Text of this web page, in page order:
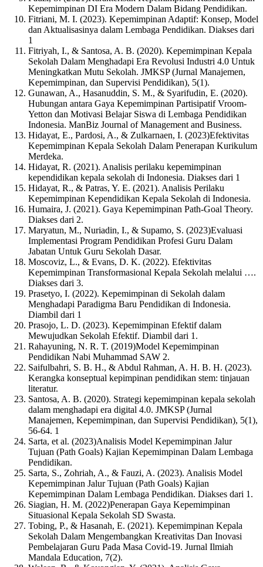
Kepemimpinan DI Era Modern Dalam Bidang Pendidikan.
Fitriani, M. I. (2023). Kepemimpinan Adaptif: Konsep, Model
dan Aktualisasinya dalam Lembaga Pendidikan. Diakses dari
1
Fitriyah, I., & Santosa, A. B. (2020). Kepemimpinan Kepala
Sekolah Dalam Menghadapi Era Revolusi Industri 4.0 Untuk
Meningkatkan Mutu Sekolah. JMKSP (Jurnal Manajemen,
Kepemimpinan, dan Supervisi Pendidikan), 5(1).
Gunawan, A., Hasanuddin, S. M., & Syarifudin, E. (2020).
Hubungan antara Gaya Kepemimpinan Partisipatif Vroom-
Yetton dan Motivasi Belajar Siswa di Lembaga Pendidikan
Indonesia. ManBiz Journal of Management and Business.
Hidayat, E., Pardosi, A., & Zulkarnaen, I. (2023)Efektivitas
Kepemimpinan Kepala Sekolah Dalam Penerapan Kurikulum
Merdeka.
Hidayat, R. (2021). Analisis perilaku kepemimpinan
kependidikan kepala sekolah di Indonesia. Diakses dari 1
Hidayat, R., & Patras, Y. E. (2021). Analisis Perilaku
Kepemimpinan Kependidikan Kepala Sekolah di Indonesia.
Humaira, J. (2021). Gaya Kepemimpinan Path-Goal Theory.
Diakses dari 2.
Maryatun, M., Nuriadin, I., & Supamo, S. (2023)Evaluasi
Implementasi Program Pendidikan Profesi Guru Dalam
Jabatan Untuk Guru Sekolah Dasar.
Moscoviz, L., & Evans, D. K. (2022). Efektivitas
Kepemimpinan Transformasional Kepala Sekolah melalui ….
Diakses dari 3.
Prasetyo, I. (2022). Kepemimpinan di Sekolah dalam
Menghadapi Paradigma Baru Pendidikan di Indonesia.
Diambil dari 1
Prasojo, L. D. (2023). Kepemimpinan Efektif dalam
Mewujudkan Sekolah Efektif. Diambil dari 1.
Rahayuning, N. R. T. (2019)Model Kepemimpinan
Pendidikan Nabi Muhammad SAW 2.
Saifulbahri, S. B. H., & Abdul Rahman, A. H. B. H. (2023).
Kerangka konseptual kepimpinan pendidikan stem: tinjauan
literatur.
Santosa, A. B. (2020). Strategi kepemimpinan kepala sekolah
dalam menghadapi era digital 4.0. JMKSP (Jurnal
Manajemen, Kepemimpinan, dan Supervisi Pendidikan), 5(1),
56-64. 1
Sarta, et al. (2023)Analisis Model Kepemimpinan Jalur
Tujuan (Path Goals) Kajian Kepemimpinan Dalam Lembaga
Pendidikan.
Sarta, S., Zohriah, A., & Fauzi, A. (2023). Analisis Model
Kepemimpinan Jalur Tujuan (Path Goals) Kajian
Kepemimpinan Dalam Lembaga Pendidikan. Diakses dari 1.
Siagian, H. M. (2022)Penerapan Gaya Kepemimpinan
Situasional Kepala Sekolah SD Swasta.
Tobing, P., & Hasanah, E. (2021). Kepemimpinan Kepala
Sekolah Dalam Mengembangkan Kreativitas Dan Inovasi
Pembelajaran Guru Pada Masa Covid-19. Jurnal Ilmiah
Mandala Education, 7(2).